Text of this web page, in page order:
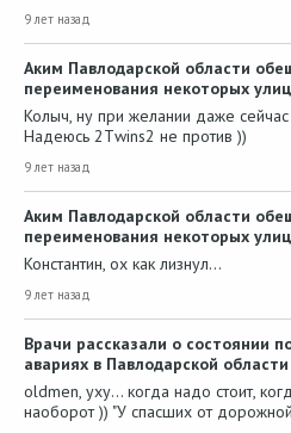
9 лет назад
Аким Павлодарской области
переименования некоторых улиц
Колыч, ну при желании даже
Надеюсь 2Тwins2 не против ))
9 лет назад
Аким Павлодарской области
переименования некоторых улиц
Константин, ох как лизнул...
9 лет назад
Врачи рассказали о состоянии
авариях в Павлодарской области
oldmen, уху... когда надо стоит,
наоборот )) "У спасших от